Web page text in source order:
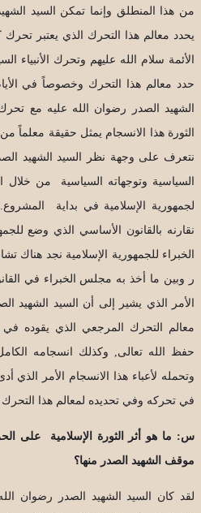
من هذا المنطلق وإنما تمكن السيد
يحدد معالم هذا التحرك الذي يعتبر تحرك
الأئمة سلام الله عليهم وتحرك الأنبياء
حدد معالم هذا التحرك وخصوصاً في
الشهيد الصدر رضوان الله عليه مع
الثورة هذا الانسجام يمثل حقيقة معلماً
نتعرف على وجهة نظر السيد الشهيد
السياسية وتوجهاته السياسية من
لجمهورية الإسلامية في بداية
نقارنه بالقانون الأساسي الذي وضع
الخبراء للجمهورية الإسلامية نجد هناك
ر وبين ما أخذ به مجلس الخبراء في
الأمر الذي يشير إلى أن السيد الشهيد
معالم التحرك المرجعي الذي يقوده في
حفظ الله تعالى, وكذلك انسجامه
وتحمله لأعباء هذا الانسجام الأمر الذي
في تحركه وفي تحديده لمعالم هذا التحرك
س: ما هو أثر الثورة الإسلامية على
موقف الشهيد الصدر منها؟
لقد كان السيد الشهيد الصدر رضوان